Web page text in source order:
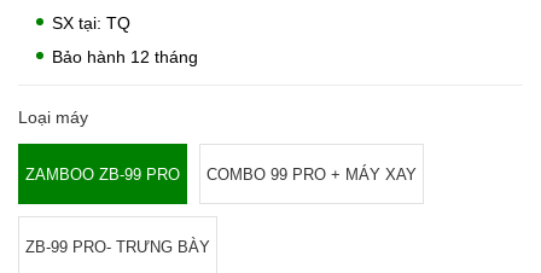
SX tại: TQ
Bảo hành 12 tháng
Loại máy
ZAMBOO ZB-99 PRO COMBO 99 PRO + MÁY XAY
ZB-99 PRO- TRƯNG BÀY